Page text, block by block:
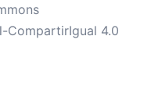
CompartirIgual 4.0